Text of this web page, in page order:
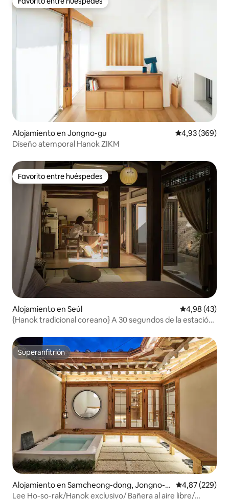
Favorito entre huéspedes
Alojamiento en Jongno-gu Calificación
4,93 (369)
Diseño atemporal Hanok ZIKM
Favorito entre huéspedes
Favorito entre huéspedes
Alojamiento en Seúl Calificación
4,98 (43)
{Hanok tradicional coreano} A 30 segundos de la estación
exclusivo / DDP / Cheonggyecheon / Jongno / Hanok
seleccionado de excelente calidad / Máximo 5 personas /
Superanfitrión
Superanfitrión
Alojamiento en Samcheong-dong, Jongno-g
u
Calificación
4,87 (229)
Lee Ho-so-rak/Hanok exclusivo/ Bañera al aire libre/